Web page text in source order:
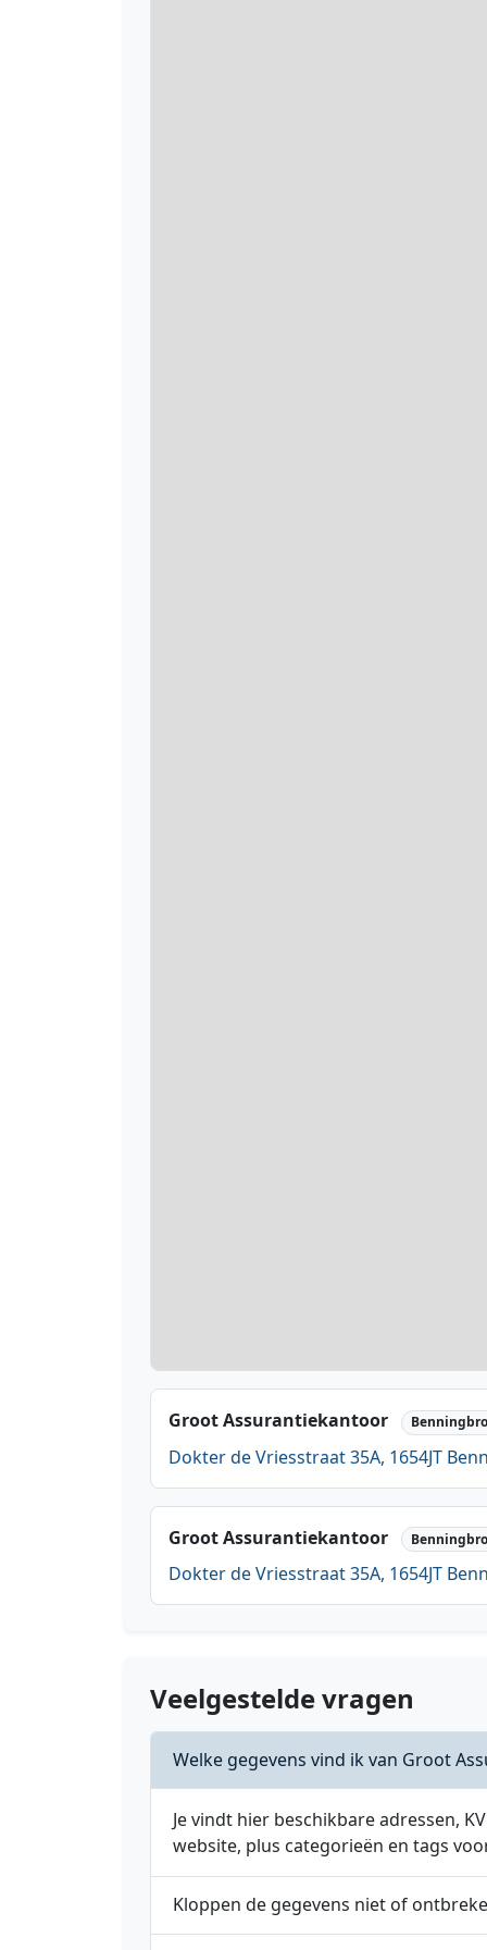
Groot Assurantiekantoor
Dokter de Vriesstraat 35A, 1654JT
Groot Assurantiekantoor
Dokter de Vriesstraat 35A, 1654JT
Veelgestelde vragen
Welke gegevens vind ik van Groot
Je vindt hier beschikbare adressen,
website, plus categorieën en tags
Kloppen de gegevens niet of